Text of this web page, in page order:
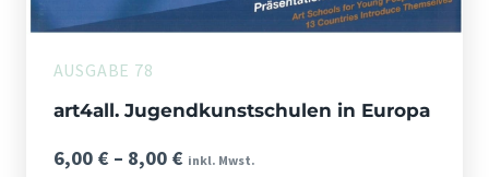
art4all. Jugendkunstschulen in Europa
6,00 € – 8,00 €Preisspanne:
inkl. Mwst.
AUSGABE 78